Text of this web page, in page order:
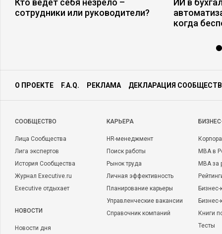
Кто ведет себя незрело –
сотрудники или руководители?
ИИ в
когда
О ПРОЕКТЕ F.A.Q. РЕКЛАМА ДЕКЛАРАЦИЯ
CООБЩЕСТВО
Лица Сообщества
Лига экспертов
История Сообщества
Журнал Executive.ru
Executive отдыхает
НОВОСТИ
Новости дня
КАРЬЕРА
HR-менеджмент
Поиск работы
Рынок труда
Личная эффективность
Планирование карьеры
Управленческие вакансии
Справочник компаний
MBA в
MBA
Бизнес-
Книги
Тесты